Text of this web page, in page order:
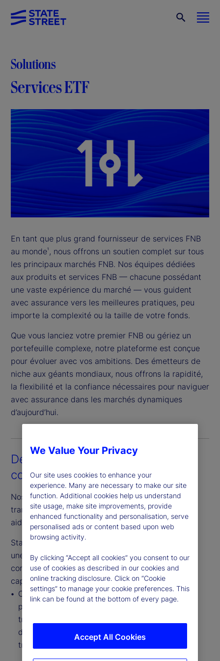
Solutions
Services ETF
En tant que plus grand fournisseur de services FNB
au monde¹ , nous offrons un soutien complet sur tous
les principaux marchés FNB. Nos équipes dédiées
aux produits et services FNB — chacune possédant
une vaste expérience du marché — vous guident
avec assurance vers les meilleures pratiques, peu
importe la complexité ou la taille de votre fonds.
Que vous lanciez votre premier FNB ou gériez un
portefeuille complexe, notre plateforme est conçue
pour évoluer avec vos ambitions. Des émetteurs de
niche aux géants mondiaux, nous offrons la rapidité,
la flexibilité et la confiance nécessaires pour naviguer
avec assurance dans les marchés dynamiques
d’aujourd’hui.
Des solutions pour un avantage
concurrentiel
Nos plateformes propriétaires sont conçues pour
transformer et accélérer votre performance, vous
aidant à rester en tête de la concurrence.
State Street Alpha® propose aux émetteurs d’FNB
une solution de bout en bout, intégrant la
construction et l’optimisation des paniers avec nos
capacités de service FNB, incluant :
Création, calcul et diffusion personnalisés de
paniers avec sortie lisible par machine, ainsi que
traitement entièrement automatisé et traitement
direct (STP) pour le rééquilibrage et les
transactions restreintes
We Value Your Privacy
Our site uses cookies to enhance your
experience. Many are necessary to make our site
function. Additional cookies help us understand
site usage, make site improvements, provide
enhanced functionality and personalisation, serve
personalised ads or content based upon web
browsing activity.
By clicking “Accept all cookies” you consent to our
use of cookies as described in our cookies and
online tracking disclosure. Click on “Cookie
settings” to manage your cookie preferences. This
link can be found at the bottom of every page.
Accept All Cookies